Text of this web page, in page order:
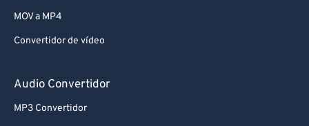
MOV a MP4
Convertidor de vídeo
Audio Convertidor
MP3 Convertidor